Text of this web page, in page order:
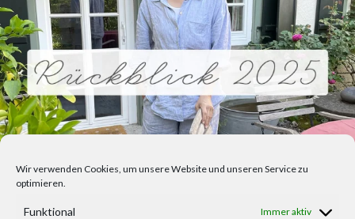
Wir verwenden Cookies, um unsere Website und unseren Service zu
optimieren.
Funktional Immer aktiv